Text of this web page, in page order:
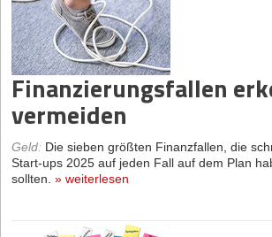
Finanzierungsfallen
vermeiden
Geld: Die sieben größten Finanzfallen, die
Start-ups 2025 auf jeden Fall auf dem Plan
sollten. » weiterlesen